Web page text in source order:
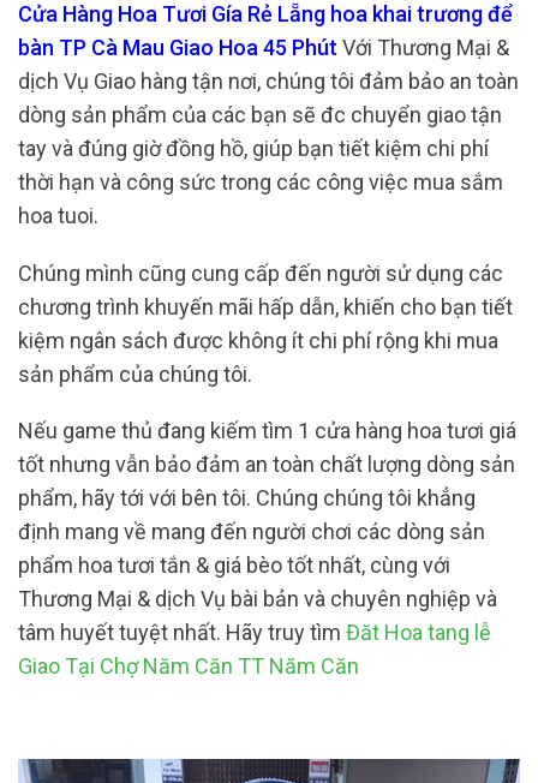
Cửa Hàng Hoa Tươi Gía Rẻ Lẵng hoa khai trương để
bàn TP Cà Mau Giao Hoa 45 Phút Với Thương Mại &
dịch Vụ Giao hàng tận nơi, chúng tôi đảm bảo an toàn
dòng sản phẩm của các bạn sẽ đc chuyển giao tận
tay và đúng giờ đồng hồ, giúp bạn tiết kiệm chi phí
thời hạn và công sức trong các công việc mua sắm
hoa tuoi.
Chúng mình cũng cung cấp đến người sử dụng các
chương trình khuyến mãi hấp dẫn, khiến cho bạn tiết
kiệm ngân sách được không ít chi phí rộng khi mua
sản phẩm của chúng tôi.
Nếu game thủ đang kiếm tìm 1 cửa hàng hoa tươi giá
tốt nhưng vẫn bảo đảm an toàn chất lượng dòng sản
phẩm, hãy tới với bên tôi. Chúng chúng tôi khẳng
định mang về mang đến người chơi các dòng sản
phẩm hoa tươi tắn & giá bèo tốt nhất, cùng với
Thương Mại & dịch Vụ bài bản và chuyên nghiệp và
tâm huyết tuyệt nhất. Hãy truy tìm Đăt Hoa tang lễ
Giao Tại Chợ Năm Căn TT Năm Căn